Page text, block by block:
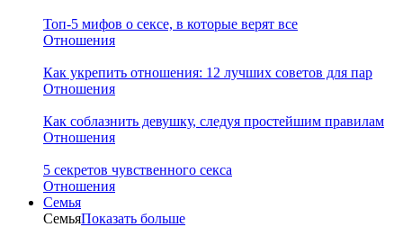
Топ-5 мифов о сексе, в которые верят все
Отношения
Как укрепить отношения: 12 лучших советов для пар
Отношения
Как соблазнить девушку, следуя простейшим правилам
Отношения
5 секретов чувственного секса
Отношения
Семья
СемьяПоказать больше